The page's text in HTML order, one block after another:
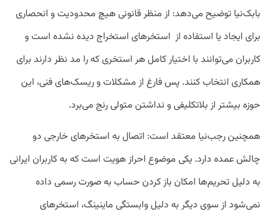
بابک‌نیا توضیح می‌دهد: از منظر قانونی هیچ محدودیت و انحصاری
برای ایجاد یا استفاده از استخرهای استخراج‌ دیده نشده است و
کاربران می‌توانند با اختیار کامل هر استخری که را مد نظر دارند برای
همکاری انتخاب کنند. پس فارغ از مشکلات و ریسک‌های فنی، این
حوزه بیشتر از بلاتکلیفی و نداشتن متولی رنج می‌برد.
همچنین رجب‌نیا معتقد است: اتصال به استخر‌های خارجی دو
چالش عمده دارد. یکی موضوع احراز هویت است که به کاربران ایرانی
به دلیل تحریم‌ها امکان باز کردن حساب به صورت رسمی داده
نمی‌شود از سوی دیگر به دلیل وابستگی ماینینگ، استخر‌های